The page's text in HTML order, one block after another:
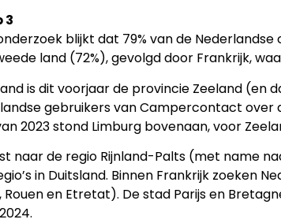
3
blijkt dat 79% van de
land (72%), gevolgd door Frankrijk,
is dit voorjaar de provincie Zeeland (en
gebruikers van Campercontact
2023 stond Limburg bovenaan, voor
naar de regio Rijnland-Palts (met name
in Duitsland. Binnen Frankrijk zoeken
en Etretat). De stad Parijs en